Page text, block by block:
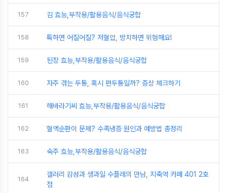
157 김 효능,부작용/활용음식/음식궁합
158 툭하면 어질어질? 저혈압, 방치하면 위험해요!
159 된장 효능,부작용/활용음식/음식궁합
160 자주 겪는 두통, 혹시 편두통일까? 증상 체크하기
161 해바라기씨 효능,부작용/활용음식/음식궁합
162 혈액순환이 문제? 수족냉증 원인과 예방법 총정리
163 숙주 효능,부작용/활용음식/음식궁합
164
갤러리 감성과 생과일 수플레의 만남, 지축역 카페 401 2호
점